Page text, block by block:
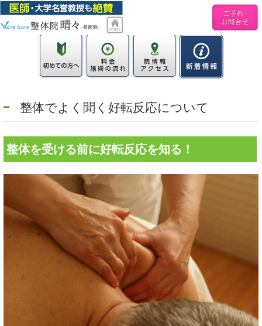
整体でよく聞く好転反応について
整体を受ける前に好転反応を知る！